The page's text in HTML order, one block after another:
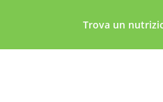
Trova un